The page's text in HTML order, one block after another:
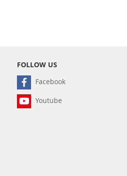
FOLLOW US
Facebook
Youtube